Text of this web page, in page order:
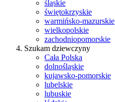
śląskie
świętokrzyskie
warmińsko-mazurskie
wielkopolskie
zachodniopomorskie
Szukam dziewczyny
Cała Polska
dolnośląskie
kujawsko-pomorskie
lubelskie
lubuskie